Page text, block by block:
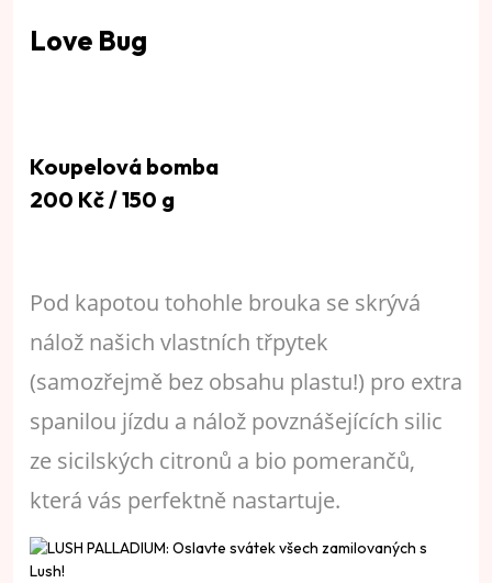
Love Bug
Koupelová bomba
200 Kč / 150 g
Pod kapotou tohohle brouka se skrývá
nálož našich vlastních třpytek
(samozřejmě bez obsahu plastu!) pro extra
spanilou jízdu a nálož povznášejících silic
ze sicilských citronů a bio pomerančů,
která vás perfektně nastartuje.